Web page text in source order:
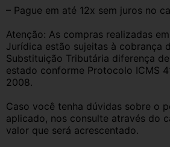
– Pague em até 12x sem juros no
Atenção: As compras realizadas
Jurídica estão sujeitas à cobrança
Substituição Tributária diferença
estado conforme Protocolo ICMS
2008.
Caso você tenha dúvidas sobre o
aplicado, nos consulte através do
valor que será acrescentado.